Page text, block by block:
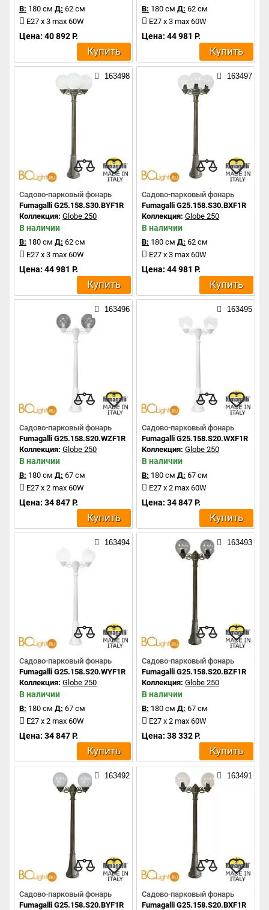
В: 180 см Д: 62 см
E27 x 3 max 60W
Цена: 40 892 Р.
Купить
В: 180 см Д: 62 см
E27 x 3 max 60W
Цена: 44 981 Р.
Купить
163498
Садово-парковый фонарь
Fumagalli G25.158.S30.BYF1R
Коллекция: Globe 250
В наличии
В: 180 см Д: 62 см
E27 x 3 max 60W
Цена: 44 981 Р.
Купить
163497
Садово-парковый фонарь
Fumagalli G25.158.S30.BXF1R
Коллекция: Globe 250
В наличии
В: 180 см Д: 62 см
E27 x 3 max 60W
Цена: 44 981 Р.
Купить
163496
Садово-парковый фонарь
Fumagalli G25.158.S20.WZF1R
Коллекция: Globe 250
В наличии
В: 180 см Д: 67 см
E27 x 2 max 60W
Цена: 34 847 Р.
Купить
163495
Садово-парковый фонарь
Fumagalli G25.158.S20.WXF1R
Коллекция: Globe 250
В наличии
В: 180 см Д: 67 см
E27 x 2 max 60W
Цена: 34 847 Р.
Купить
163494
Садово-парковый фонарь
Fumagalli G25.158.S20.WYF1R
Коллекция: Globe 250
В наличии
В: 180 см Д: 67 см
E27 x 2 max 60W
Цена: 34 847 Р.
Купить
163493
Садово-парковый фонарь
Fumagalli G25.158.S20.BZF1R
Коллекция: Globe 250
В наличии
В: 180 см Д: 67 см
E27 x 2 max 60W
Цена: 38 332 Р.
Купить
163492
Садово-парковый фонарь
Fumagalli G25.158.S20.BYF1R
163491
Садово-парковый фонарь
Fumagalli G25.158.S20.BXF1R